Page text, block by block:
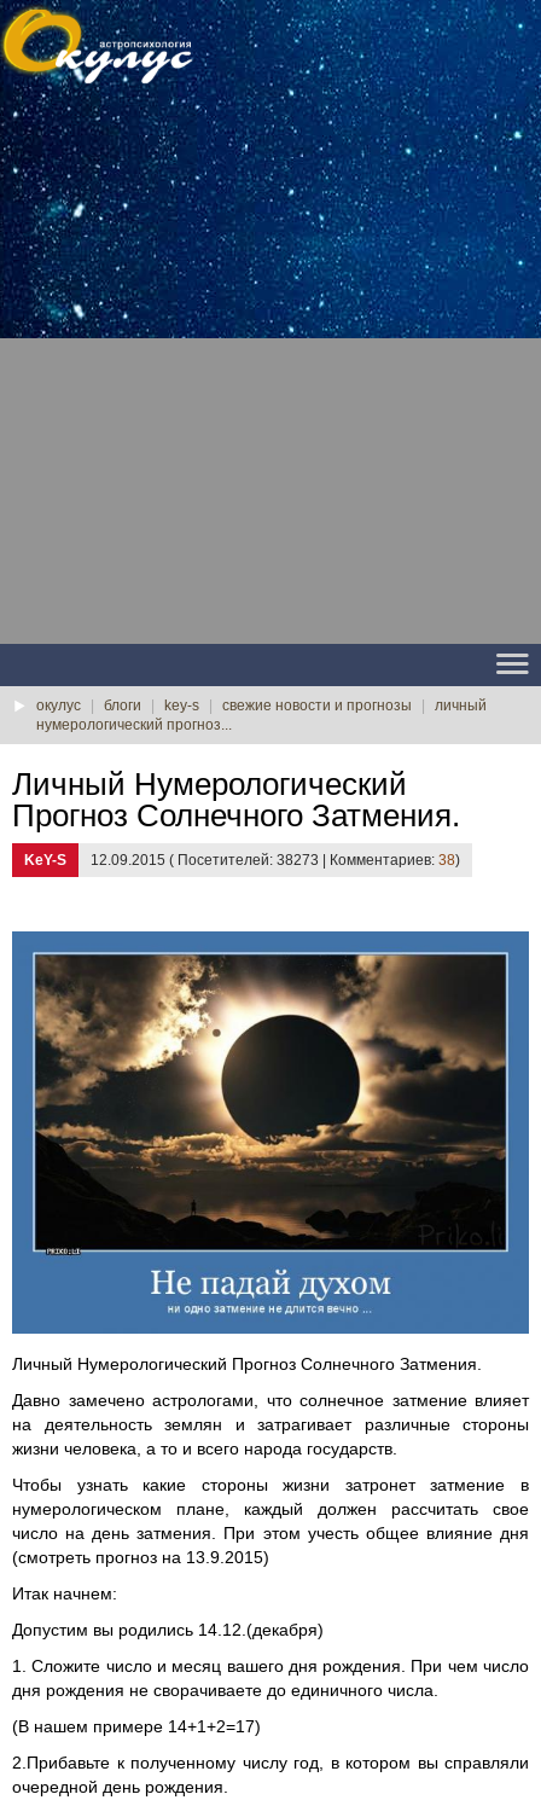
окулус блоги key-s свежие новости и прогнозы
личный
нумерологический прогноз...
Личный Нумерологический
Прогноз Солнечного Затмения.
KeY-S 12.09.2015 ( Посетителей: 38273 | Комментариев: 38)
Личный Нумерологический Прогноз Солнечного Затмения.
Давно замечено астрологами, что солнечное затмение влияет
на деятельность землян и затрагивает различные стороны
жизни человека, а то и всего народа государств.
Чтобы узнать какие стороны жизни затронет затмение в
нумерологическом плане, каждый должен рассчитать свое
число на день затмения. При этом учесть общее влияние дня
(смотреть прогноз на 13.9.2015)
Итак начнем:
Допустим вы родились 14.12.(декабря)
1. Сложите число и месяц вашего дня рождения. При чем число
дня рождения не сворачиваете до единичного числа.
(В нашем примере 14+1+2=17)
2.Прибавьте к полученному числу год, в котором вы справляли
очередной день рождения.